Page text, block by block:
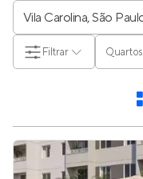
Quartos
Filtrar